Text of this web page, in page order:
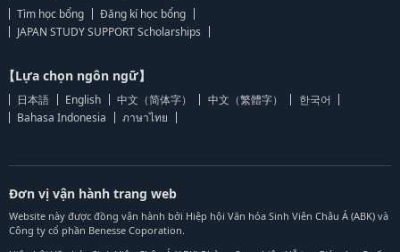
Tìm học bổng
Đăng kí học bổng
JAPAN STUDY SUPPORT Scholarships
【Lựa chọn ngôn ngữ】
日本語 English 中文（简体字） 中文（繁體字）
한국어
Bahasa Indonesia
ภาษาไทย
Đơn vị vận hành trang web
Website này được đồng vận hành bởi Hiệp hội Văn hóa Sinh Viên Châu Á (ABK) và
Công ty cổ phần Benesse Coporation.